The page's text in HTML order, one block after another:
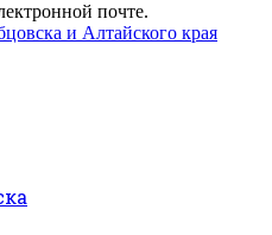
почте.
и Алтайского края